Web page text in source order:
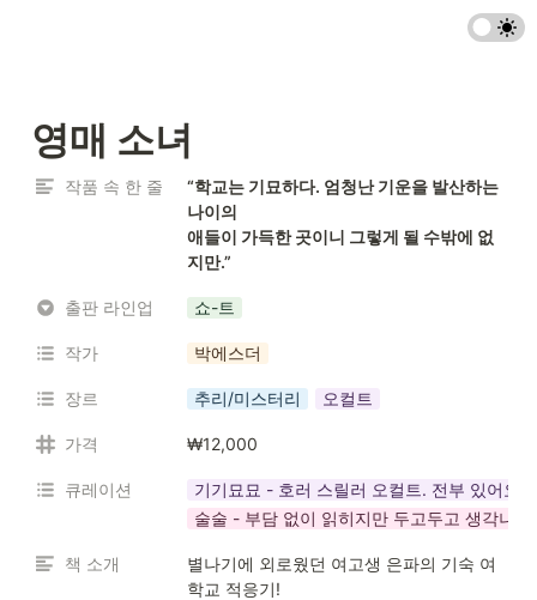
영매 소녀
작품 속 한 줄
“학교는 기묘하다. 엄청난 기운을 발산하는
나이의
애들이 가득한 곳이니 그렇게 될 수밖에 없
지만.”
출판 라인업 쇼-트
작가 박에스더
장르 추리/미스터리 오컬트
가격 ₩12,000
큐레이션
기기묘묘 - 호러 스릴러 오컬트. 전부 있어요
술술 - 부담 없이 읽히지만 두고두고 생각나는
책 소개
별나기에 외로웠던 여고생 은파의 기숙 여
학교 적응기!